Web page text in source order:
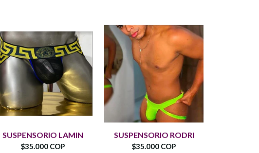
SUSPENSORIO LAMIN
$35.000 COP
SUSPENSORIO RODRI
$35.000 COP